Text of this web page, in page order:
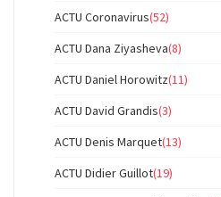
ACTU Coronavirus(52)
ACTU Dana Ziyasheva(8)
ACTU Daniel Horowitz(11)
ACTU David Grandis(3)
ACTU Denis Marquet(13)
ACTU Didier Guillot(19)